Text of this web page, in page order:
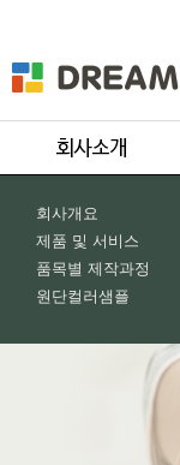
회사개요
제품 및 서비스
품목별 제작과정
원단컬러샘플